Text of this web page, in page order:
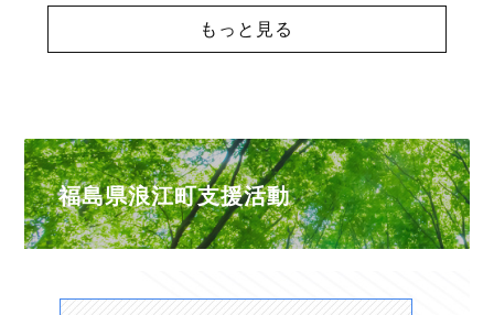
もっと見る
福島県浪江町支援活動